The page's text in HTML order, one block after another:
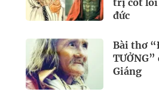
đức
Bài thơ
TƯỞNG”
Giáng